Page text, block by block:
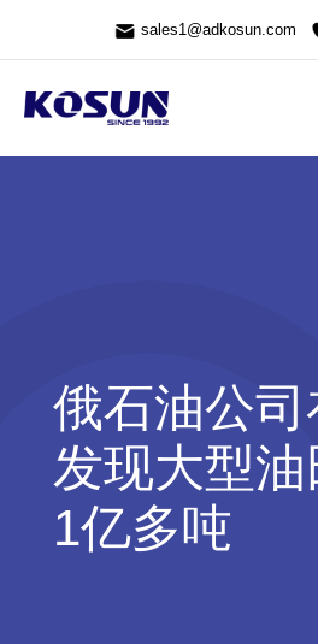
sales1@adkosun.com
俄石油公司
发现大型
1亿多吨